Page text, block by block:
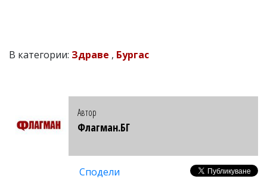
В категории: Здраве , Бургас
Автор
Флагман.БГ
Сподели